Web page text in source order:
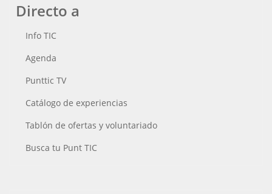
Directo a
Info TIC
Agenda
Punttic TV
Catálogo de experiencias
Tablón de ofertas y voluntariado
Busca tu Punt TIC